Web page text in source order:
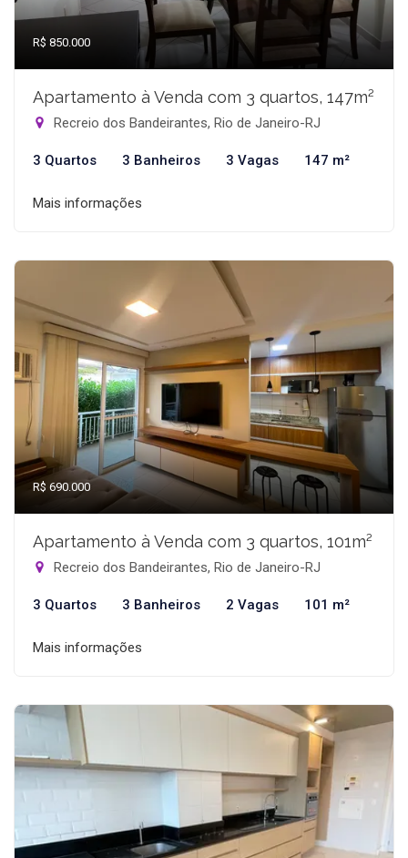
R$ 850.000
Apartamento à Venda com 3 quartos, 147m²
Recreio dos Bandeirantes, Rio de Janeiro-RJ
3 Quartos 3 Banheiros 3 Vagas 147 m²
Mais informações
R$ 690.000
Apartamento à Venda com 3 quartos, 101m²
Recreio dos Bandeirantes, Rio de Janeiro-RJ
3 Quartos 3 Banheiros 2 Vagas 101 m²
Mais informações